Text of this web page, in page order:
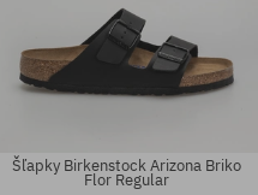
Šľapky Birkenstock Arizona Briko
Flor Regular